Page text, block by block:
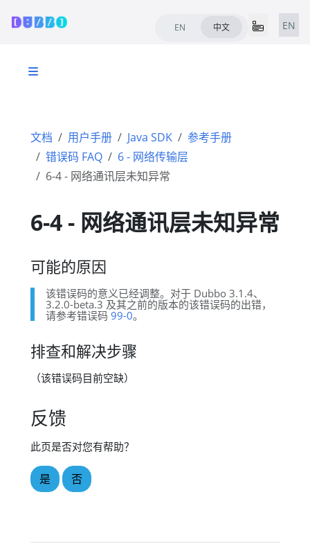
EN 中文 EN
文档 用户手册 Java SDK
参考手册
错误码 FAQ
6 - 网络传输层
6-4 - 网络通讯层未知异常
6-4 - 网络通讯层未知异常
可能的原因
该错误码的意义已经调整。对于 Dubbo 3.1.4、
3.2.0-beta.3 及其之前的版本的该错误码的出错，
请参考错误码 99-0。
排查和解决步骤
（该错误码目前空缺）
反馈
此页是否对您有帮助？
是 否